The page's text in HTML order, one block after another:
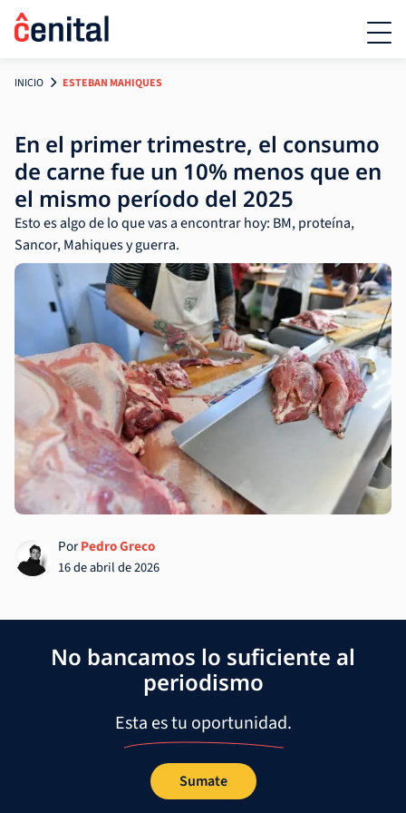
INICIO ESTEBAN MAHIQUES
En el primer trimestre, el consumo
de carne fue un 10% menos que en
el mismo período del 2025
Esto es algo de lo que vas a encontrar hoy: BM, proteína,
Sancor, Mahiques y guerra.
PorPedro Greco
16 de abril de 2026
No bancamos lo suficiente al
periodismo
Esta es tu oportunidad.
Sumate